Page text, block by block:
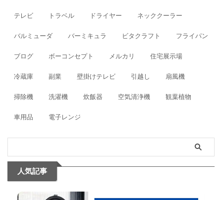
テレビ トラベル ドライヤー ネッククーラー
バルミューダ バーミキュラ ビタクラフト フライパン
ブログ ボーコンセプト メルカリ 住宅展示場
冷蔵庫 副業 壁掛けテレビ 引越し 扇風機
掃除機 洗濯機 炊飯器 空気清浄機 観葉植物
車用品 電子レンジ
人気記事